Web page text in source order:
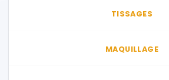
TISSAGES
MAQUILLAGE